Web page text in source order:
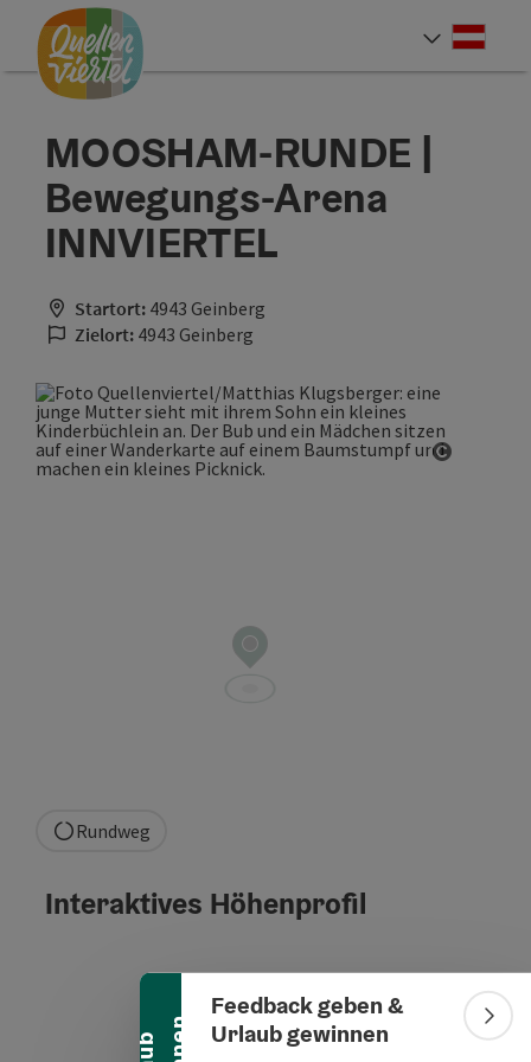
Zum Inhalt
Zur Navigation
Zum Seitenanfang
Banner einklappen
Feedback geben &
Urlaub gewinnen
MOOSHAM-RUNDE |
Bewegungs-Arena
INNVIERTEL
Startort: 4943 Geinberg
Zielort: 4943 Geinberg
Rundweg
Interaktives Höhenprofil